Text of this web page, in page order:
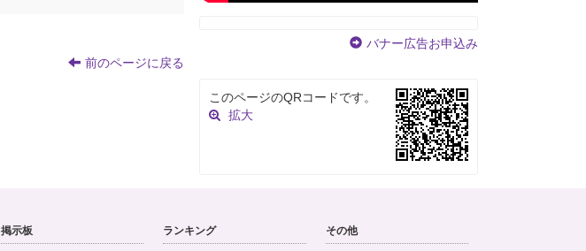
前のページに戻る
バナー広告お申込み
このページのQRコードです。
拡大
掲示板 ランキング その他